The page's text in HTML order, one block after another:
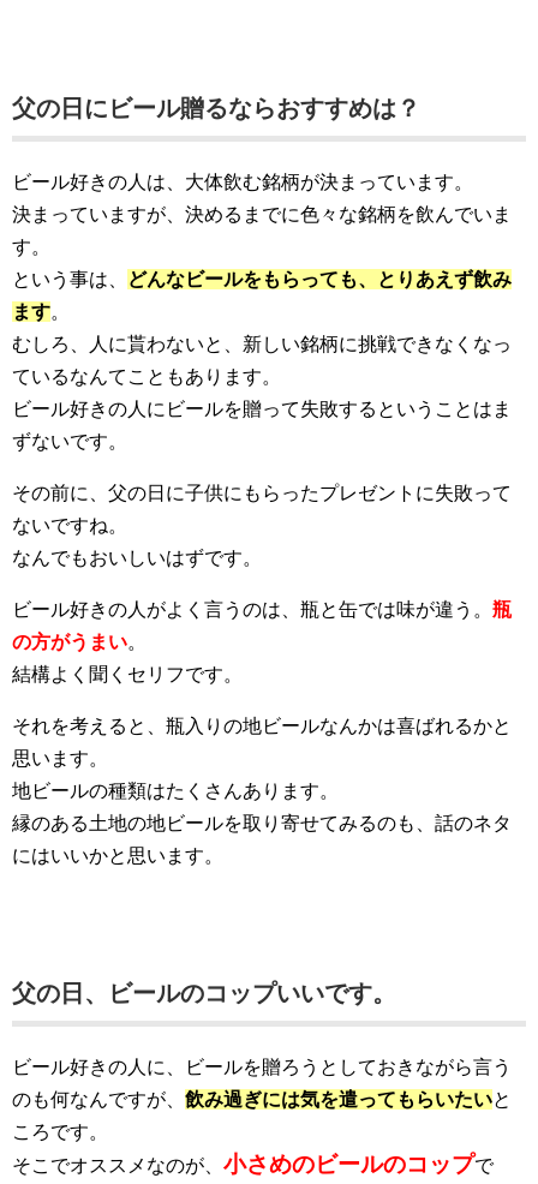
父の日にビール贈るならおすすめは？
ビール好きの人は、大体飲む銘柄が決まっています。
決まっていますが、決めるまでに色々な銘柄を飲んでいま
す。
という事は、
どんなビールをもらっても、とりあえず飲み
ます。
むしろ、人に貰わないと、新しい銘柄に挑戦できなくなっ
ているなんてこともあります。
ビール好きの人にビールを贈って失敗するということはま
ずないです。
その前に、父の日に子供にもらったプレゼントに失敗って
ないですね。
なんでもおいしいはずです。
ビール好きの人がよく言うのは、瓶と缶では味が違う。 瓶
の方がうまい。
結構よく聞くセリフです。
それを考えると、瓶入りの地ビールなんかは喜ばれるかと
思います。
地ビールの種類はたくさんあります。
縁のある土地の地ビールを取り寄せてみるのも、話のネタ
にはいいかと思います。
父の日、ビールのコップいいです。
ビール好きの人に、ビールを贈ろうとしておきながら言う
のも何なんですが、 飲み過ぎには気を遣ってもらいたいと
ころです。
そこでオススメなのが、 小さめのビールのコップで